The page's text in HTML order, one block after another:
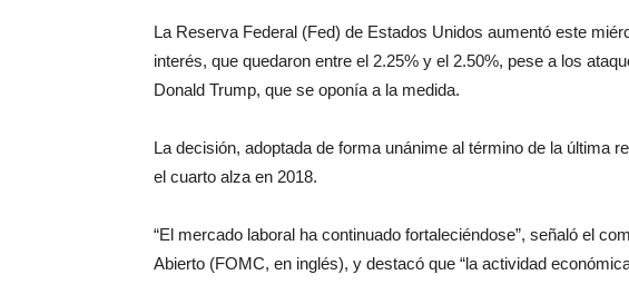
La Reserva Federal (Fed) de Estados Unidos aumentó este
interés, que quedaron entre el 2.25% y el 2.50%, pese a los
Donald Trump, que se oponía a la medida.
La decisión, adoptada de forma unánime al término de la última
el cuarto alza en 2018.
“El mercado laboral ha continuado fortaleciéndose”, señaló el
Abierto (FOMC, en inglés), y destacó que “la actividad